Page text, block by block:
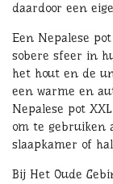
daardoor een
Een Nepalese
sobere sfeer in
het hout en de
een warme en
Nepalese pot
om te gebruiken
slaapkamer of
Bij Het Oude